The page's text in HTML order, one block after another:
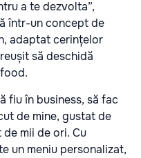
a te dezvolta”,
într-un concept de
adaptat cerințelor
să deschidă
fiu în business, să fac
de mine, gustat de
mii de ori. Cu
un meniu personalizat,